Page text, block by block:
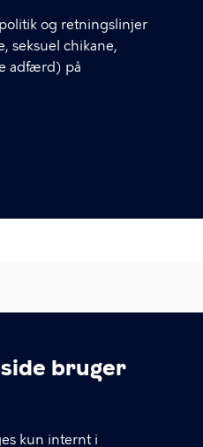
bruger
kun internt i
og retningslinjer
seksuel chikane,
adfærd) på